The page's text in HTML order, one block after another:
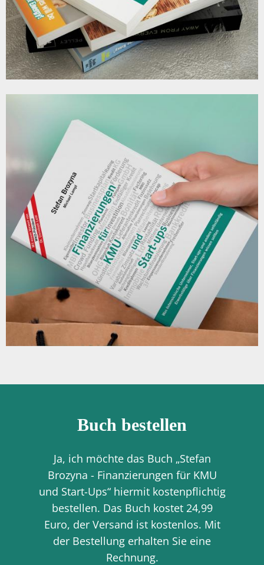
Buch bestellen
Ja, ich möchte das Buch „Stefan
Brozyna - Finanzierungen für KMU
und Start-Ups“ hiermit kostenpflichtig
bestellen. Das Buch kostet 24,99
Euro, der Versand ist kostenlos. Mit
der Bestellung erhalten Sie eine
Rechnung.